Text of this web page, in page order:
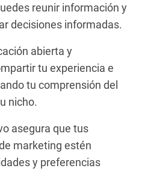
reunir información y
decisiones informadas.
abierta y
tu experiencia e
tu comprensión del
nicho.
asegura que tus
marketing estén
y preferencias